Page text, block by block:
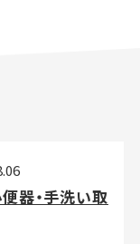
器・手洗い取